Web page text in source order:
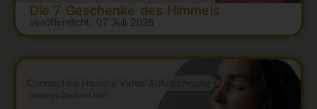
Die 7 Geschenke des Himmels
veröffentlicht: 07 Juli 2026